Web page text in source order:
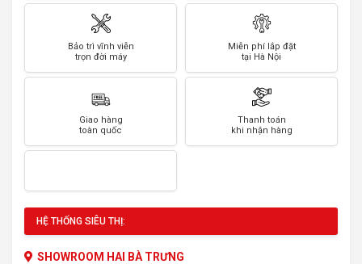
Bảo trì vĩnh viễn
trọn đời máy
Miễn phí lắp đặt
tại Hà Nội
Giao hàng
toàn quốc
Thanh toán
khi nhận hàng
HỆ THỐNG SIÊU THỊ:
SHOWROOM HAI BÀ TRƯNG